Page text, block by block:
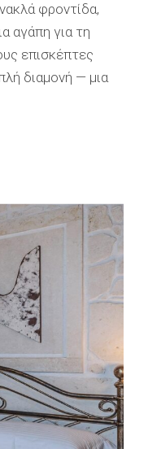
φροντίδα,
αγάπη για τη
επισκέπτες
διαμονή — μια